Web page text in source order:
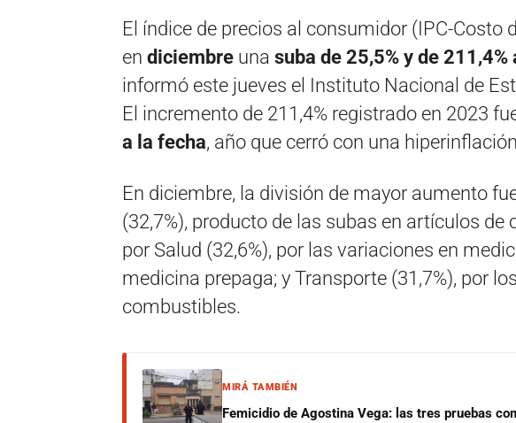
El índice de precios al consumidor (IPC-Costo
en diciembre una suba de 25,5% y de
informó este jueves el Instituto Nacional de
El incremento de 211,4% registrado en 2023
a la fecha, año que cerró con una
En diciembre, la división de mayor aumento
(32,7%), producto de las subas en artículos de
por Salud (32,6%), por las variaciones en
medicina prepaga; y Transporte (31,7%), por
combustibles.
MIRÁ TAMBIÉN
Femicidio de Agostina Vega: las tres pruebas